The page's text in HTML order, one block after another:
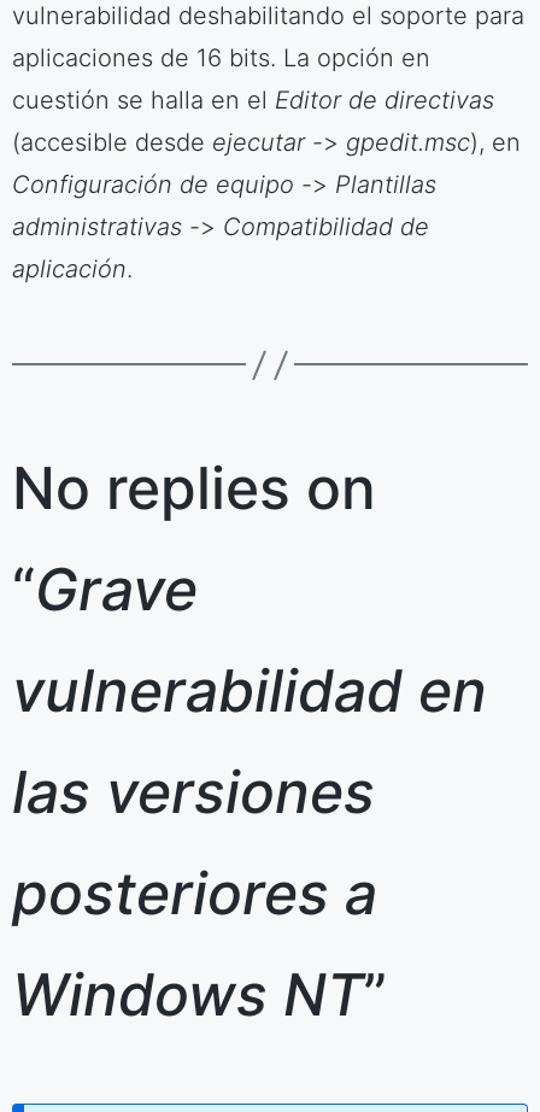
vulnerabilidad deshabilitando el soporte para
aplicaciones de 16 bits. La opción en
cuestión se halla en el Editor de directivas
(accesible desde ejecutar-> gpedit.msc), en
Configuración de equipo -> Plantillas
administrativas -> Compatibilidad de
aplicación.
No replies on
“Grave
vulnerabilidad en
las versiones
posteriores a
Windows NT”